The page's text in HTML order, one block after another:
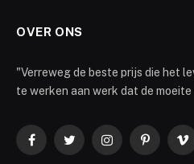
OVER ONS
"Verreweg de beste prijs die het
te werken aan werk dat de moeite
FacebookTwitterInstagramPinterest